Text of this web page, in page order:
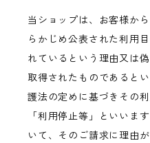
当ショップは、お客様か
らかじめ公表された利用
れているという理由又は
取得されたものであると
護法の定めに基づきその
「利用停止等」といいま
いて、そのご請求に理由